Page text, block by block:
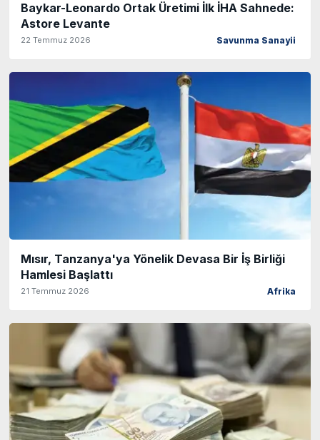
Baykar-Leonardo Ortak Üretimi İlk İHA Sahnede:
Astore Levante
22 Temmuz 2026 Savunma Sanayii
Mısır, Tanzanya'ya Yönelik Devasa Bir İş Birliği
Hamlesi Başlattı
21 Temmuz 2026 Afrika